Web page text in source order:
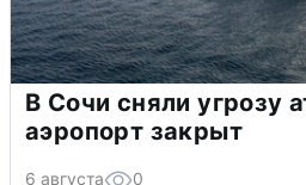
В Сочи сняли угрозу
аэропорт закрыт
6 августа 0